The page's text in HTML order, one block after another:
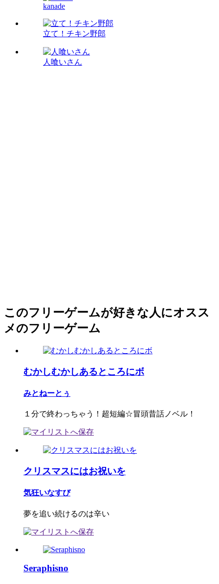
kanade
立て！チキン野郎
人喰いさん
このフリーゲームが好きな人にオスス
メのフリーゲーム
むかしむかしあるところにボ
みとねーとぅ
１分で終わっちゃう！超短編☆冒頭昔話ノベル！
クリスマスにはお祝いを
気狂いなすび
夢を追い続けるのは辛い
Seraphisno